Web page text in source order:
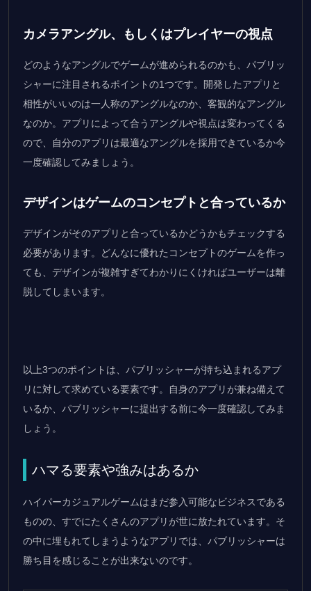
カメラアングル、もしくはプレイヤーの視点
どのようなアングルでゲームが進められるのかも、パブリッ
シャーに注目されるポイントの1つです。開発したアプリと
相性がいいのは一人称のアングルなのか、客観的なアングル
なのか。アプリによって合うアングルや視点は変わってくる
ので、自分のアプリは最適なアングルを採用できているか今
一度確認してみましょう。
デザインはゲームのコンセプトと合っているか
デザインがそのアプリと合っているかどうかもチェックする
必要があります。どんなに優れたコンセプトのゲームを作っ
ても、デザインが複雑すぎてわかりにくければユーザーは離
脱してしまいます。
以上3つのポイントは、パブリッシャーが持ち込まれるアプ
リに対して求めている要素です。自身のアプリが兼ね備えて
いるか、パブリッシャーに提出する前に今一度確認してみま
しょう。
ハマる要素や強みはあるか
ハイパーカジュアルゲームはまだ参入可能なビジネスである
ものの、すでにたくさんのアプリが世に放たれています。そ
の中に埋もれてしまうようなアプリでは、パブリッシャーは
勝ち目を感じることが出来ないのです。